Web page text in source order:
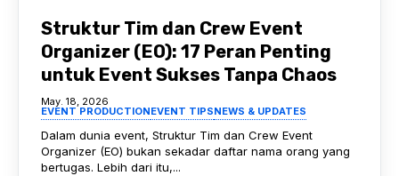
Struktur Tim dan Crew Event
Organizer (EO): 17 Peran Penting
untuk Event Sukses Tanpa Chaos
May. 18, 2026
EVENT PRODUCTIONEVENT TIPSNEWS & UPDATES
Dalam dunia event, Struktur Tim dan Crew Event
Organizer (EO) bukan sekadar daftar nama orang yang
bertugas. Lebih dari itu,...